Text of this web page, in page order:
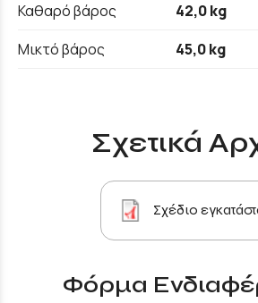
Καθαρό βάρος
42,0 kg
Μικτό βάρος
45,0 kg
Σχετικά
Σχέδιο
Φόρμα